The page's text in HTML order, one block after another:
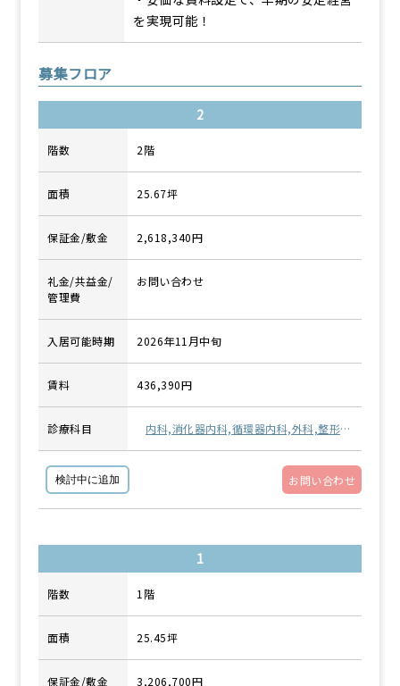
を実現可能！
募集フロア
2
階数 2階
面積 25.67坪
保証金/敷金 2,618,340円
礼金/共益金/
管理費
お問い合わせ
入居可能時期 2026年11月中旬
賃料 436,390円
診療科目
内科,消化器内科,循環器内科,外科,整形外
科・リハビリテーション科,精神科・心療
内科,小児科,眼科,耳鼻咽喉科,その他
検討中に追加 お問い合わせ
1
階数 1階
面積 25.45坪
保証金/敷金 3,206,700円